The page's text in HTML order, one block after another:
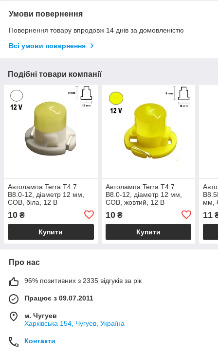
Умови повернення
Повернення товару впродовж 14 днів за домовленістю
Всі умови повернення
Подібні товари компанії
Автолампа Terra T4.7
B8.0-12, діаметр 12 мм,
COB, біла, 12 В
10 ₴
Купити
Автолампа Terra T4.7
B8.0-12, діаметр 12 мм,
COB, жовтий, 12 В
10₴
Купити
мм,
11
Про нас
96% позитивних з 2335 відгуків за рік
Працює з 09.07.2011
м. Чугуев
Харківська 154, Чугуев, Україна
Контакти